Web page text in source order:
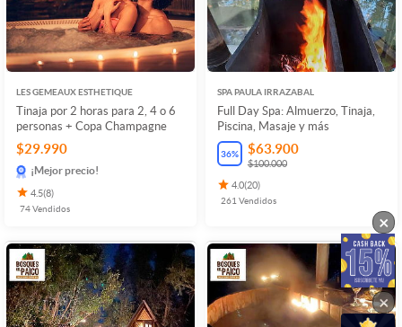
LES GEMEAUX ESTHETIQUE
Tinaja por 2 horas para 2, 4 o 6
personas + Copa Champagne
$29.990
¡Mejor precio!
4.5(8)
74Vendidos
SPA PAULA IRRAZABAL
Full Day Spa: Almuerzo, Tinaja,
Piscina, Masaje y más
36% $63.900
$100.000
4.0(20)
261 Vendidos
×
×